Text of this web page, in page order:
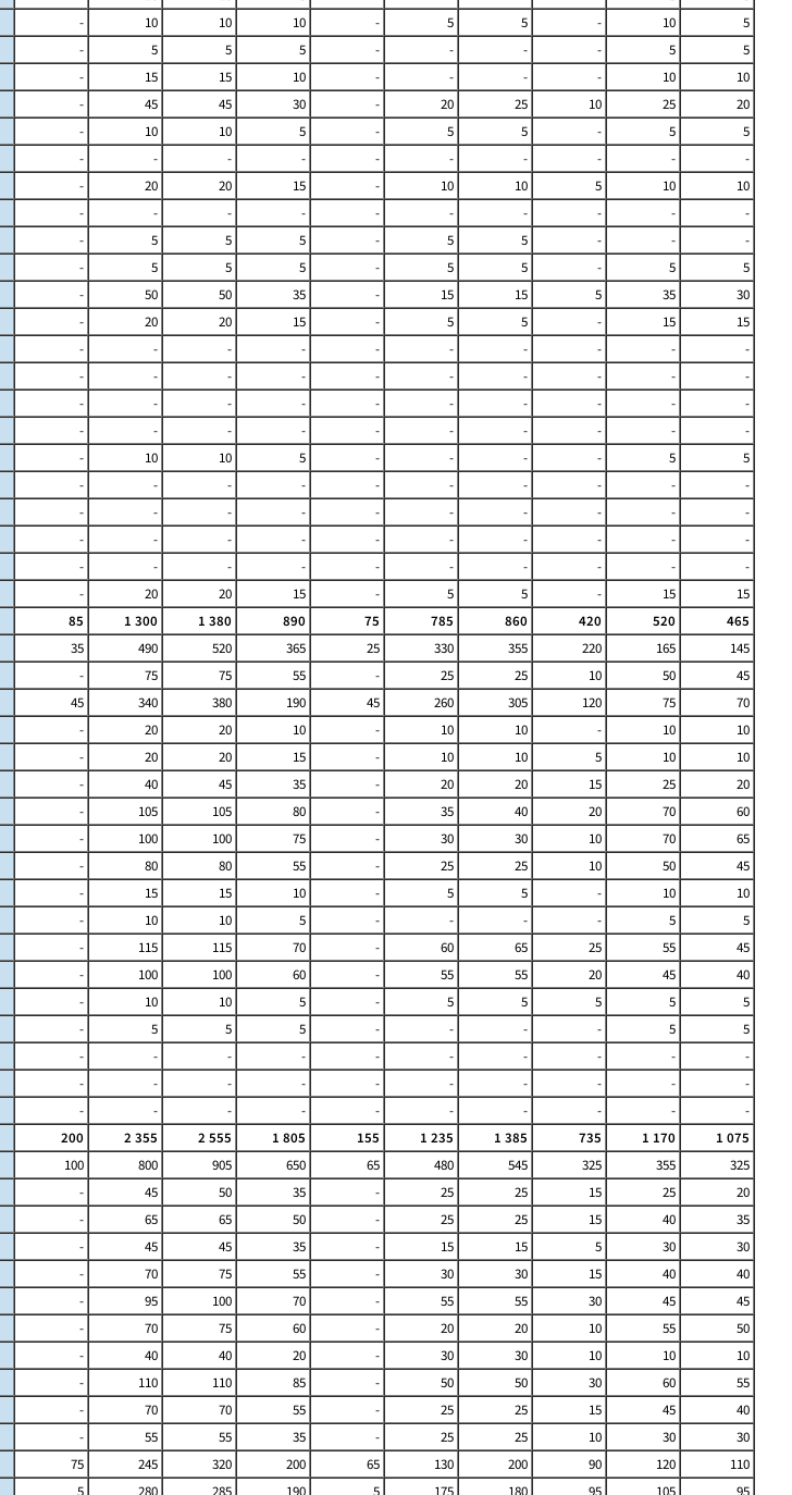
- 10 10 10 - 5 5 - 10
5
- 5 5 5 - - - - 5
5
- 15 15 10 - - - - 10
10
- 45 45 30 - 20 25 10 25
20
- 10 10 5 - 5 5 - 5
5
- - - - - - - - -
-
- 20 20 15 - 10 10 5 10
10
- - - - - - - - -
-
- 5 5 5 - 5 5 - -
-
- 5 5 5 - 5 5 - 5
5
- 50 50 35 - 15 15 5 35
30
- 20 20 15 - 5 5 - 15
15
- - - - - - - - -
-
- - - - - - - - -
-
- - - - - - - - -
-
- - - - - - - - -
-
- 10 10 5 - - - - 5
5
- - - - - - - - -
-
- - - - - - - - -
-
- - - - - - - - -
-
- - - - - - - - -
-
- 20 20 15 - 5 5 - 15
15
85 1 300 1 380 890 75 785 860 420 520
465
35 490 520 365 25 330 355 220 165
145
- 75 75 55 - 25 25 10 50
45
45 340 380 190 45 260 305 120 75
70
- 20 20 10 - 10 10 - 10
10
- 20 20 15 - 10 10 5 10
10
- 40 45 35 - 20 20 15 25
20
- 105 105 80 - 35 40 20 70
60
- 100 100 75 - 30 30 10 70
65
- 80 80 55 - 25 25 10 50
45
- 15 15 10 - 5 5 - 10
10
- 10 10 5 - - - - 5
5
- 115 115 70 - 60 65 25 55
45
- 100 100 60 - 55 55 20 45
40
- 10 10 5 - 5 5 5 5
5
- 5 5 5 - - - - 5
5
- - - - - - - - -
-
- - - - - - - - -
-
- - - - - - - - -
-
200 2 355 2 555 1 805 155 1 235 1 385 735 1 170
1 075
100 800 905 650 65 480 545 325 355
325
- 45 50 35 - 25 25 15 25
20
- 65 65 50 - 25 25 15 40
35
- 45 45 35 - 15 15 5 30
30
- 70 75 55 - 30 30 15 40
40
- 95 100 70 - 55 55 30 45
45
- 70 75 60 - 20 20 10 55
50
- 40 40 20 - 30 30 10 10
10
- 110 110 85 - 50 50 30 60
55
- 70 70 55 - 25 25 15 45
40
- 55 55 35 - 25 25 10 30
30
75 245 320 200 65 130 200 90 120
110
5 280 285 190 5 175 180 95 105 95